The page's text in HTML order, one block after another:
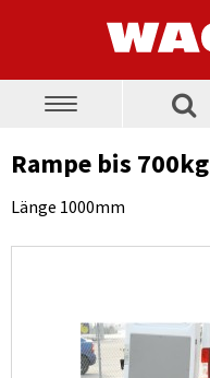
Toggle
Rampe bis 700kg
Länge 1000mm